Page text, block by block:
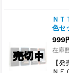
Ｎ
色セ
999
在庫
【
ＮＥ